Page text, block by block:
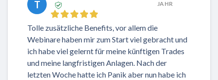
T JAHR
Tolle zusätzliche Benefits, vor allem die
Webinare haben mir zum Start viel gebracht und
ich habe viel gelernt für meine künftigen Trades
und meine langfristigen Anlagen. Nach der
letzten Woche hatte ich Panik aber nun habe ich